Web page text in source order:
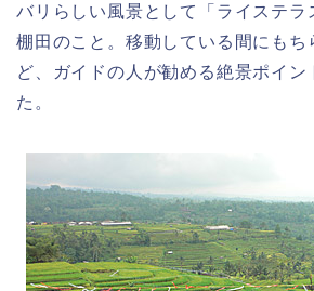
バリらしい風景として「ライステラ
棚田のこと。移動している間にもち
ど、ガイドの人が勧める絶景ポイン
た。